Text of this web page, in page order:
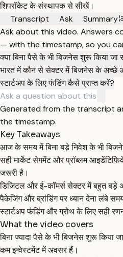
शिपरॉकेट के संस्थापक से सीखें।
Transcript
Ask Summary
Ask about this video. Answers
— with the timestamp, so you
क्या बिना पैसे के भी बिजनेस शुरू किया जा
भारत में कौन से सेक्टर में बिजनेस के अच्छे
स्टार्टअप के लिए फंडिंग कैसे प्राप्त करें?
Generated from the transcript
the timestamp.
Key Takeaways
आज के समय में बिना बड़े निवेश के भी
सही मार्केट सेगमेंट और प्रॉब्लम
जरूरी है।
डिजिटल और ई-कॉमर्स सेक्टर में बहुत बड़े
पैकेजिंग और ब्रांडिंग पर ध्यान देना लंबे
स्टार्टअप फंडिंग और ग्रोथ के लिए सही
What the video covers
बिना ज्यादा पैसे के भी बिजनेस शुरू
कम इन्वेस्टमेंट में अवसर हैं।